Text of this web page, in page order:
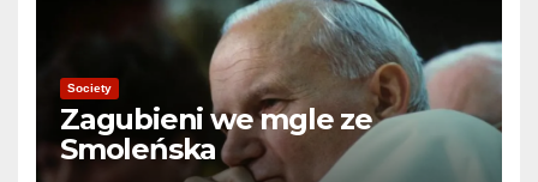
Society
Zagubieni we mgle ze
Smoleńska